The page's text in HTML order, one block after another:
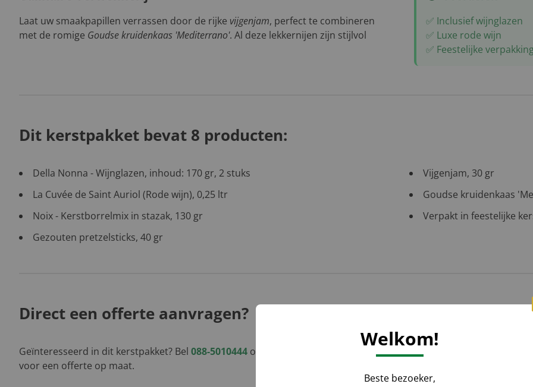
Laat uw smaakpapillen verrassen door de rijke vijgenjam, perfect te combineren
met de romige Goudse kruidenkaas 'Mediterrano'. Al deze lekkernijen zijn stijlvol
✅ Inclusief wijnglazen
✅ Luxe rode wijn
✅ Feestelijke
Dit kerstpakket bevat 8 producten:
Della Nonna - Wijnglazen, inhoud: 170 gr, 2 stuks
La Cuvée de Saint Auriol (Rode wijn), 0,25 ltr
Noix - Kerstborrelmix in stazak, 130 gr
Gezouten pretzelsticks, 40 gr
Vijgenjam, 30 gr
Goudse kruidenkaas
Verpakt in feestelijke
Direct een offerte aanvragen?
Geïnteresseerd in dit kerstpakket? Bel 088-5010444 of laat uw gegevens achter
voor een offerte op maat.
Welkom!
Beste bezoeker,